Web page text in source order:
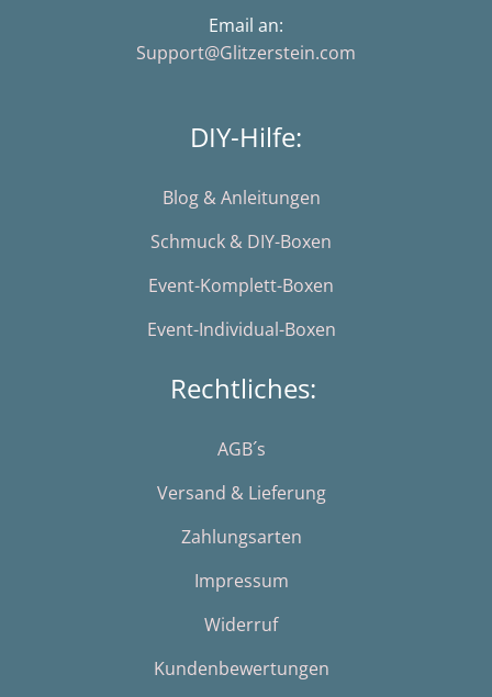
Email an:
Support@Glitzerstein.com
DIY-Hilfe:
Blog & Anleitungen
Schmuck & DIY-Boxen
Event-Komplett-Boxen
Event-Individual-Boxen
Rechtliches:
AGB´s
Versand & Lieferung
Zahlungsarten
Impressum
Widerruf
Kundenbewertungen